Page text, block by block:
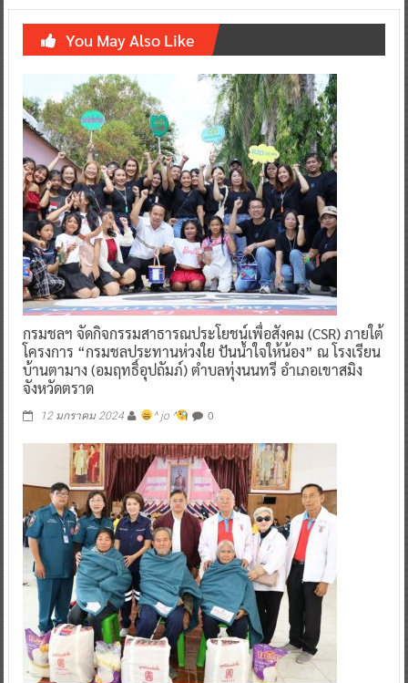
You May Also Like
กรมชลฯ จัดกิจกรรมสาธารณประโยชน์เพื่อสังคม (CSR) ภายใต้
โครงการ “กรมชลประทานห่วงใย ปันน้ำใจให้น้อง” ณ โรงเรียน
บ้านตามาง (อมฤทธิ์อุปถัมภ์) ตำบลทุ่งนนทรี อำเภอเขาสมิง
จังหวัดตราด
12 มกราคม 2024 ^ jo ^ 0